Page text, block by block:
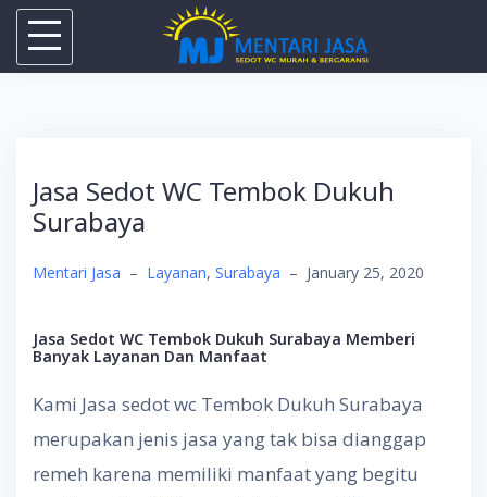
Skip
Jasa Sedot WC Tembok Dukuh
Surabaya
Mentari Jasa – Layanan, Surabaya – January 25, 2020
Jasa Sedot WC Tembok Dukuh Surabaya Memberi
Banyak Layanan Dan Manfaat
Kami Jasa sedot wc Tembok Dukuh Surabaya
merupakan jenis jasa yang tak bisa dianggap
remeh karena memiliki manfaat yang begitu